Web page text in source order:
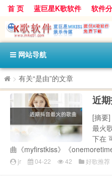
首 页 蓝巨星K歌软件 软件
网站导航
> 有关“是由”的文章
近
[摘要
最火
下在
曲《myfirstkiss》《
jr 04-22 42 好歌推荐